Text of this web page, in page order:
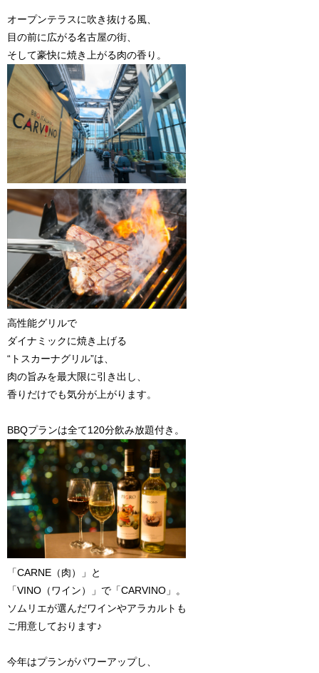
オープンテラスに吹き抜ける風、
目の前に広がる名古屋の街、
そして豪快に焼き上がる肉の香り。
高性能グリルで
ダイナミックに焼き上げる
“トスカーナグリル”は、
肉の旨みを最大限に引き出し、
香りだけでも気分が上がります。
BBQプランは全て120分飲み放題付き。
「CARNE（肉）」と
「VINO（ワイン）」で「CARVINO」。
ソムリエが選んだワインやアラカルトも
ご用意しております♪
今年はプランがパワーアップし、